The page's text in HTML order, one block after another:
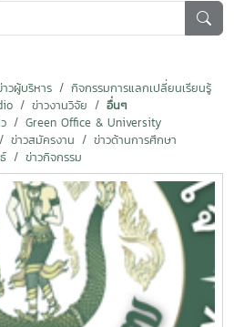
วผู้บริหาร
กิจกรรมการแลกเปลี่ยนเรียนรู้
ข่าวงานวิจัย
อื่นๆ
Green Office & University
ข่าวสมัครงาน
ข่าวด้านการศึกษา
ข่าวกิจกรรม